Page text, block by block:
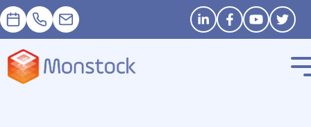
預約 +33 1 83 62 25 41
contact@monstock.net Stay in touch